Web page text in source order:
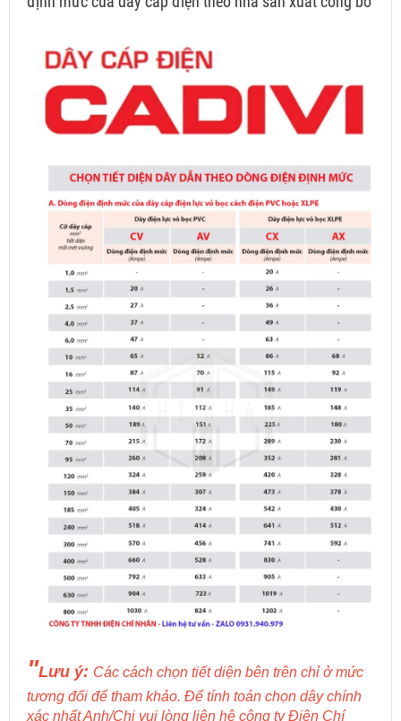
"Lưu ý: Các cách chọn tiết diện bên trên chỉ ở mức
tương đối để tham khảo. Để tính toán chọn dây chính
xác nhất Anh/Chị vui lòng liên hệ công ty Điện Chí